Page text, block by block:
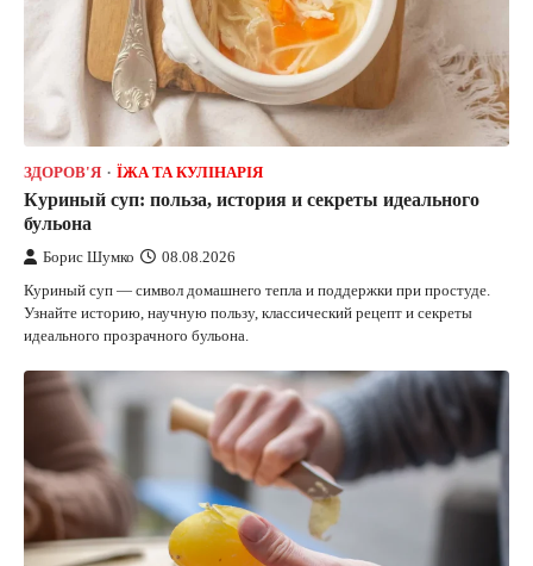
ЗДОРОВ'Я ЇЖА ТА КУЛІНАРІЯ
Куриный суп: польза, история и секреты идеального
бульона
Борис Шумко 08.08.2026
Куриный суп — символ домашнего тепла и поддержки при простуде.
Узнайте историю, научную пользу, классический рецепт и секреты
идеального прозрачного бульона.